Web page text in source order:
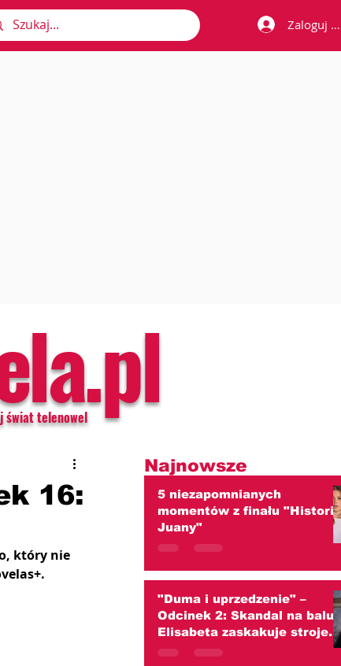
Zaloguj się
świat telenowel
16:
który nie
Najnowsze
5 niezapomnianych
momentów z finału "Historii
Juany"
"Duma i uprzedzenie" –
Odcinek 2: Skandal na balu!
Elisabeta zaskakuje strojem
i ściera się z Darcym